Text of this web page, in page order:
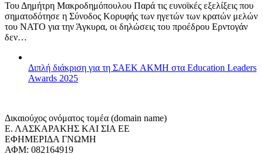
Του Δημήτρη Μακροδημόπουλου Παρά τις ευνοϊκές εξελίξεις που
σηματοδότησε η Σύνοδος Κορυφής των ηγετών των κρατών μελών
του ΝΑΤΟ για την Άγκυρα, οι δηλώσεις του προέδρου Ερντογάν
δεν…
Διπλή διάκριση για τη ΣΑΕΚ ΑΚΜΗ στα Education Leaders
Awards 2025
Δικαιούχος ονόματος τομέα (domain name)
Ε. ΛΑΣΚΑΡΑΚΗΣ ΚΑΙ ΣΙΑ ΕΕ
ΕΦΗΜΕΡΙΔΑ ΓΝΩΜΗ
ΑΦΜ: 082164919